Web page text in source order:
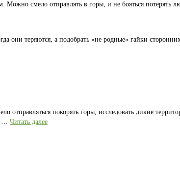
смело отправлять в горы, и не бояться потерять
они теряются, а подобрать «не родные» гайки
отправляться покорять горы, исследовать дикие
… Читать далее